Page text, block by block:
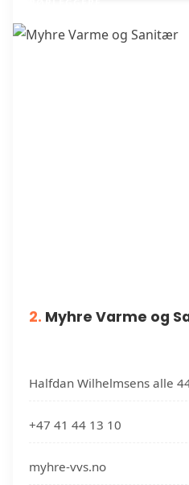
2. Myhre Varme og
Halfdan Wilhelmsens alle
+47 41 44 13 10
myhre-vvs.no